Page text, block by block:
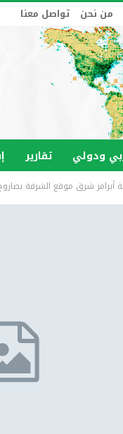
من نحن تواصل معنا
ودولي تقارير
أبرامز شرق موقع الشرفة